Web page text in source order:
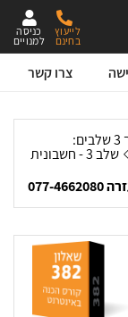
כניסה
למנויים
לייעוץ
בחינם
צרו קשר
שלב 3 - חשבונית
4662080